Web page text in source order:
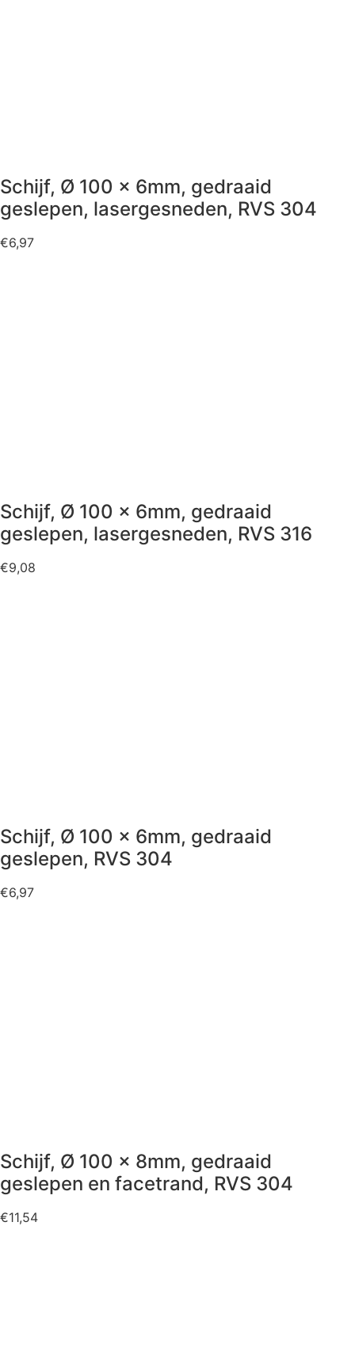
Schijf, Ø 100 x 6mm, gedraaid
geslepen, lasergesneden, RVS 304
€6,97
Schijf, Ø 100 x 6mm, gedraaid
geslepen, lasergesneden, RVS 316
€9,08
Schijf, Ø 100 x 6mm, gedraaid
geslepen, RVS 304
€6,97
Schijf, Ø 100 x 8mm, gedraaid
geslepen en facetrand, RVS 304
€11,54